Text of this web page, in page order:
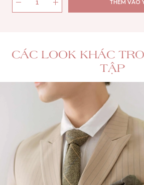
THÊM VÀO
CÁC LOOK KHÁC
TẬP